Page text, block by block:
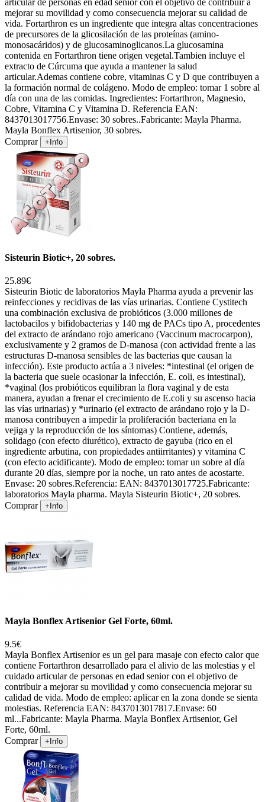
articular de personas en edad senior con el objetivo de contribuir a
mejorar su movilidad y como consecuencia mejorar su calidad de
vida. Fortarthron es un ingrediente que integra altas concentraciones
de precursores de la glicosilación de las proteínas (amino-
monosacáridos) y de glucosaminoglicanos.La glucosamina
contenida en Fortarthron tiene origen vegetal.Tambien incluye el
extracto de Cúrcuma que ayuda a mantener la salud
articular.Ademas contiene cobre, vitaminas C y D que contribuyen a
la formación normal de colágeno. Modo de empleo: tomar 1 sobre al
día con una de las comidas. Ingredientes: Fortarthron, Magnesio,
Cobre, Vitamina C y Vitamina D. Referencia EAN:
8437013017756.Envase: 30 sobres..Fabricante: Mayla Pharma.
Mayla Bonflex Artisenior, 30 sobres.
Comprar
+Info
Sisteurin Biotic+, 20 sobres.
25.89€
Sisteurin Biotic de laboratorios Mayla Pharma ayuda a prevenir las
reinfecciones y recidivas de las vías urinarias. Contiene Cystitech
una combinación exclusiva de probióticos (3.000 millones de
lactobacilos y bifidobacterias y 140 mg de PACs tipo A, procedentes
del extracto de arándano rojo americano (Vaccinum macrocarpon),
exclusivamente y 2 gramos de D-manosa (con actividad frente a las
estructuras D-manosa sensibles de las bacterias que causan la
infección). Este producto actúa a 3 niveles: *intestinal (el origen de
la bacteria que suele ocasionar la infección, E. coli, es intestinal),
*vaginal (los probióticos equilibran la flora vaginal y de esta
manera, ayudan a frenar el crecimiento de E.coli y su ascenso hacia
las vías urinarias) y *urinario (el extracto de arándano rojo y la D-
manosa contribuyen a impedir la proliferación bacteriana en la
vejiga y la reproducción de los síntomas) Contiene, además,
solidago (con efecto diurético), extracto de gayuba (rico en el
ingrediente arbutina, con propiedades antiirritantes) y vitamina C
(con efecto acidificante). Modo de empleo: tomar un sobre al día
durante 20 días, siempre por la noche, un rato antes de acostarte.
Envase: 20 sobres.Referencia: EAN: 8437013017725.Fabricante:
laboratorios Mayla pharma. Mayla Sisteurin Biotic+, 20 sobres.
Comprar
+Info
Mayla Bonflex Artisenior Gel Forte, 60ml.
9.5€
Mayla Bonflex Artisenior es un gel para masaje con efecto calor que
contiene Fortarthron desarrollado para el alivio de las molestias y el
cuidado articular de personas en edad senior con el objetivo de
contribuir a mejorar su movilidad y como consecuencia mejorar su
calidad de vida. Modo de empleo: aplicar en la zona donde se sienta
molestias. Referencia EAN: 8437013017817.Envase: 60
ml...Fabricante: Mayla Pharma. Mayla Bonflex Artisenior, Gel
Forte, 60ml.
Comprar
+Info